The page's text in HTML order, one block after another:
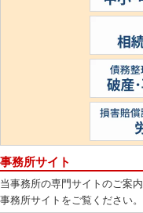
事務所サイト
当事務所の専門サイトのご案内
事務所サイトをご覧ください。